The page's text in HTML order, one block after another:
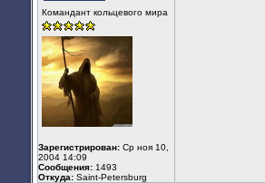
в
Командант кольцевого мира
Зарегистрирован: Ср ноя 10,
2004 14:09
Сообщения: 1493
Откуда: Saint-Petersburg